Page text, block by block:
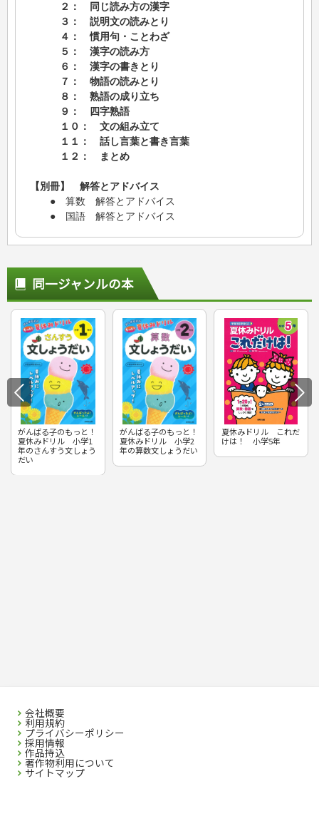
２： 同じ読み方の漢字
３： 説明文の読みとり
４： 慣用句・ことわざ
５： 漢字の読み方
６： 漢字の書きとり
７： 物語の読みとり
８： 熟語の成り立ち
９： 四字熟語
１０： 文の組み立て
１１： 話し言葉と書き言葉
１２： まとめ
【別冊】 解答とアドバイス
● 算数 解答とアドバイス
● 国語 解答とアドバイス
同一ジャンルの本
がんばる子のもっと！
夏休みドリル 小学1
年のさんすう文しょう
だい
がんばる子のもっと！
夏休みドリル 小学2
年の算数文しょうだい
夏休みドリル これだ
けは！ 小学5年
会社概要
利用規約
プライバシーポリシー
採用情報
作品持込
著作物利用について
サイトマップ